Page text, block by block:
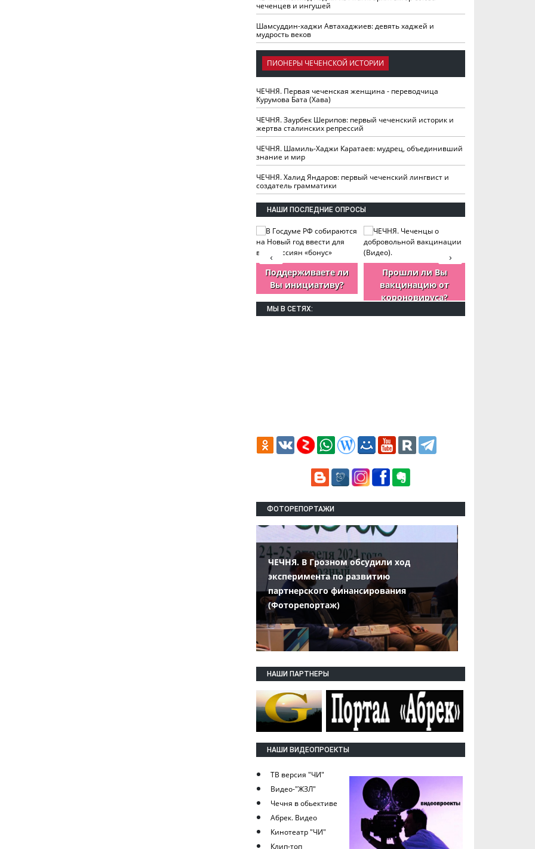
чеченцев и ингушей
Шамсуддин-хаджи Автахаджиев: девять хаджей и
мудрость веков
ПИОНЕРЫ ЧЕЧЕНСКОЙ ИСТОРИИ
ЧЕЧНЯ. Первая чеченская женщина - переводчица
Курумова Бата (Хава)
ЧЕЧНЯ. Заурбек Шерипов: первый чеченский историк и
жертва сталинских репрессий
ЧЕЧНЯ. Шамиль-Хаджи Каратаев: мудрец, объединивший
знание и мир
ЧЕЧНЯ. Халид Яндаров: первый чеченский лингвист и
создатель грамматики
НАШИ ПОСЛЕДНИЕ ОПРОСЫ
Поддерживаете ли
Вы инициативу?
Прошли ли Вы
вакцинацию от
короновируса?
›
‹
МЫ В СЕТЯХ:
ФОТОРЕПОРТАЖИ
ЧЕЧНЯ. В Грозном обсудили ход
эксперимента по развитию
партнерского финансирования
(Фоторепортаж)
НАШИ ПАРТНЕРЫ
НАШИ ВИДЕОПРОЕКТЫ
ТВ версия "ЧИ"
Видео-"ЖЗЛ"
Чечня в обьективе
Абрек. Видео
Кинотеатр "ЧИ"
Клип-топ